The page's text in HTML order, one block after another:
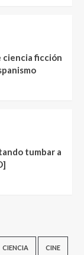
ciencia ficción
tumbar a
CIENCIA CINE